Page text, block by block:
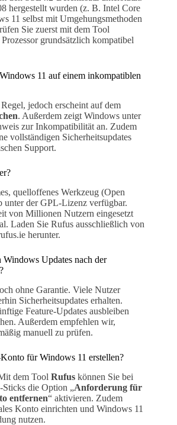
hergestellt wurden (z. B. Intel Core
11 selbst mit Umgehungsmethoden
Sie zuerst mit dem Tool
grundsätzlich kompatibel
11 auf einem inkompatiblen
jedoch erscheint auf dem
. Außerdem zeigt Windows unter
zur Inkompatibilität an. Zudem
vollständigen Sicherheitsupdates
Support.
quelloffenes Werkzeug (Open
unter der GPL-Lizenz verfügbar.
von Millionen Nutzern eingesetzt
Laden Sie Rufus ausschließlich von
herunter.
Updates nach der
ohne Garantie. Viele Nutzer
Sicherheitsupdates erhalten.
Feature-Updates ausbleiben
Außerdem empfehlen wir,
manuell zu prüfen.
für Windows 11 erstellen?
dem Tool Rufus können Sie bei
die Option „Anforderung für
entfernen“ aktivieren. Zudem
Konto einrichten und Windows 11
nutzen.